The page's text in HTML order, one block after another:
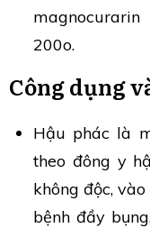
magnocurarin
200o.
Công dụng
Hậu phác là
theo đông y
không độc,
bệnh đầy